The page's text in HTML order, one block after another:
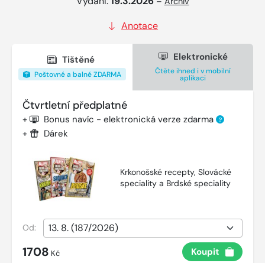
Anotace
Tištěné
Poštovné a balné ZDARMA
Elektronické
Čtěte ihned i v mobilní
aplikaci
Čtvrtletní předplatné
+ Bonus navíc - elektronická verze zdarma ?
+ Dárek
Krkonošské recepty, Slovácké
speciality a Brdské speciality
Od:
1708 Kč Koupit